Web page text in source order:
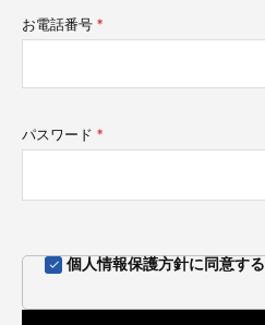
お電話番号
(必
パスワード
(必
個人情報保護方針に同意する